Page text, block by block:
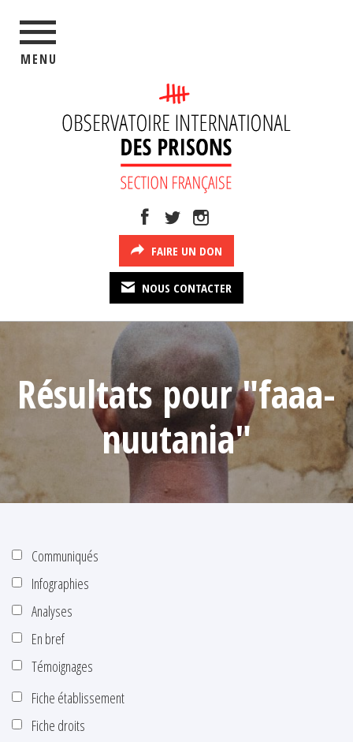
MENU
FAIRE UN DON
NOUS CONTACTER
Résultats pour "faaa-
nuutania"
Communiqués
Infographies
Analyses
En bref
Témoignages
Fiche établissement
Fiche droits